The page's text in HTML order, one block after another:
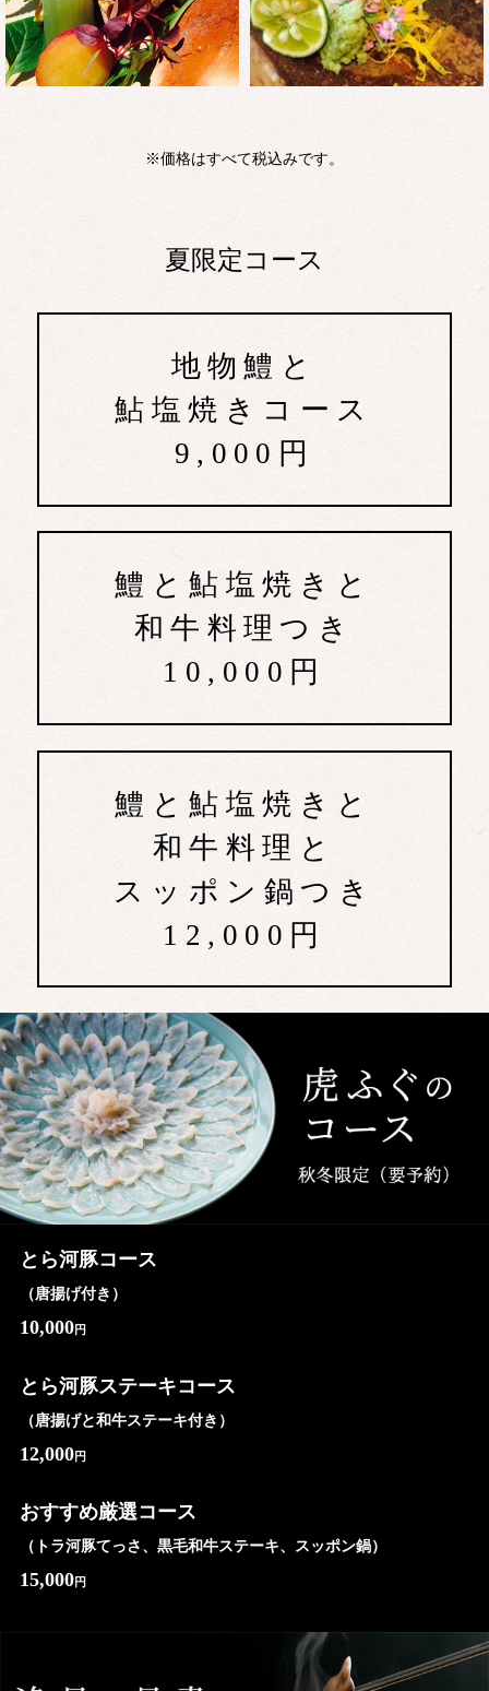
※価格はすべて税込みです。
夏限定コース
地物鱧と
鮎塩焼きコース
9,000円
鱧と鮎塩焼きと
和牛料理つき
10,000円
鱧と鮎塩焼きと
和牛料理と
スッポン鍋つき
12,000円
とら河豚コース
（唐揚げ付き）
10,000円
とら河豚ステーキコース
（唐揚げと和牛ステーキ付き）
12,000円
おすすめ厳選コース
（トラ河豚てっさ、黒毛和牛ステーキ、スッポン鍋）
15,000円